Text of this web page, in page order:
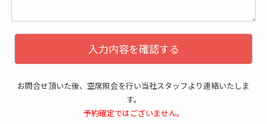
入力内容を確認する
お問合せ頂いた後、空席照会を行い当社スタッフより連絡いたしま
す。
予約確定ではございません。